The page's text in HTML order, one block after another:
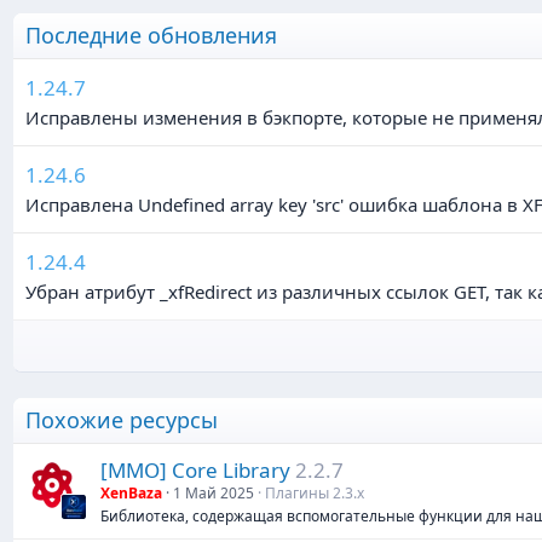
Последние обновления
1.24.7
Исправлены изменения в бэкпорте, которые не
1.24.6
Исправлена Undefined array key 'src' ошибка шаблона в
1.24.4
Убран атрибут _xfRedirect из различных ссылок GET,
Похожие ресурсы
[MMO] Core Library 2.2.7
XenBaza 1 Май 2025
Плагины 2.3.х
Библиотека, содержащая вспомогательные функции для